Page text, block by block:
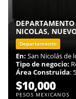
NICOLAS,
Departamento
En: San Nicolás de
Tipo de negocio:
Área Construida:
$10,000
PESOS MEXICANOS